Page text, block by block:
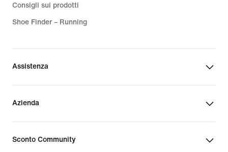
Consigli sui prodotti
Shoe Finder – Running
Assistenza
Azienda
Sconto Community